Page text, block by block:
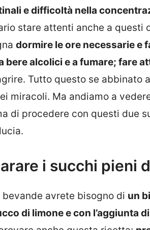
e difficoltà nella
stare attenti anche a questi
dormire le ore necessarie e
bere alcolici e a fumare; fare
Tutto questo se abbinato
miracoli. Ma andiamo a
di procedere con questi due
i succhi pieni
avrete bisogno di un
di limone e con l’aggiunta